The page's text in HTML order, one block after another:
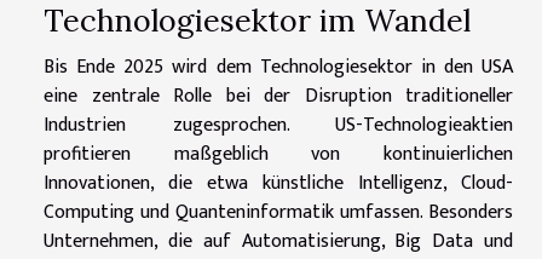
Technologiesektor im Wandel
Bis Ende 2025 wird dem Technologiesektor in den USA
eine zentrale Rolle bei der Disruption traditioneller
Industrien zugesprochen. US-Technologieaktien
profitieren maßgeblich von kontinuierlichen
Innovationen, die etwa künstliche Intelligenz, Cloud-
Computing und Quanteninformatik umfassen. Besonders
Unternehmen, die auf Automatisierung, Big Data und